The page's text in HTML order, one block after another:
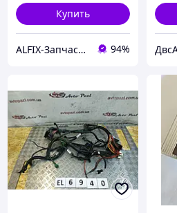
Купить
ALFIX-Запчасти 94%